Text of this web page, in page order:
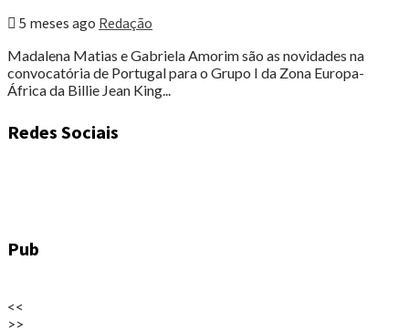
5 meses ago Redação
Madalena Matias e Gabriela Amorim são as novidades na
convocatória de Portugal para o Grupo I da Zona Europa-
África da Billie Jean King...
Redes Sociais
Pub
<<
>>